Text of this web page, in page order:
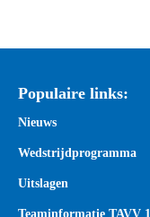
Populaire links:
Nieuws
Wedstrijdprogramma
Uitslagen
Teaminformatie TAVV 1